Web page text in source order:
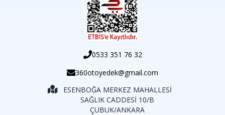
0533 351 76 32
360otoyedek@gmail.com
ESENBOĞA MERKEZ MAHALLESİ
SAĞLIK CADDESİ 10/B
ÇUBUK/ANKARA